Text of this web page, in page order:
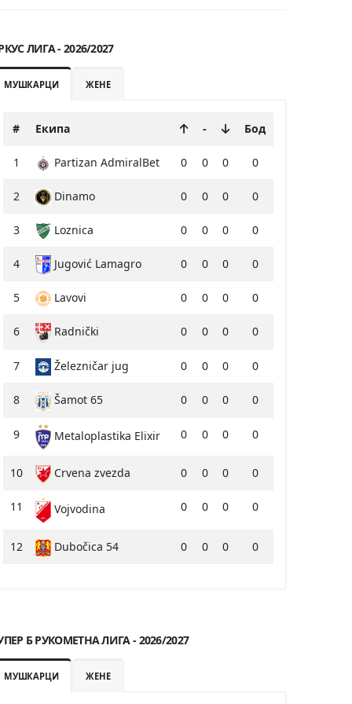
ЛИГА - 2026/2027
МУШКАРЦИ ЖЕНЕ
# Екипа - Бод
1 Partizan AdmiralBet 0 0 0 0
2 Dinamo 0 0 0 0
3 Loznica 0 0 0 0
4 Jugović Lamagro 0 0 0 0
5 Lavovi 0 0 0 0
6 Radnički 0 0 0 0
7 Železničar jug 0 0 0 0
8 Šamot 65 0 0 0 0
9 Metaloplastika Elixir 0 0 0 0
10 Crvena zvezda 0 0 0 0
11 Vojvodina 0 0 0 0
12 Dubočica 54 0 0 0 0
Б РУКОМЕТНА ЛИГА - 2026/2027
МУШКАРЦИ ЖЕНЕ